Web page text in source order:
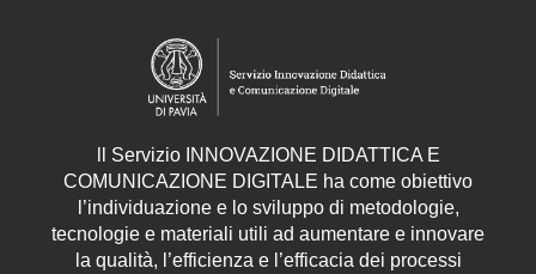
Servizio INNOVAZIONE DIDATTICA E
COMUNICAZIONE DIGITALE ha come obiettivo
l’individuazione e lo sviluppo di metodologie,
tecnologie e materiali utili ad aumentare e innovare
la qualità, l’efficienza e l’efficacia dei processi